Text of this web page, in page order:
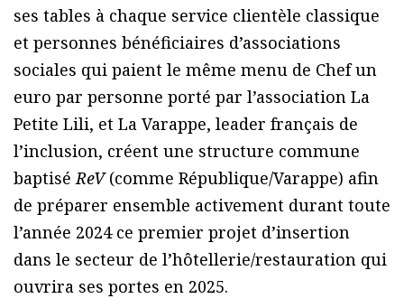
ses tables à chaque service clientèle classique
et personnes bénéficiaires d’associations
sociales qui paient le même menu de Chef un
euro par personne porté par l’association La
Petite Lili, et La Varappe, leader français de
l’inclusion, créent une structure commune
baptisé ReV(comme République/Varappe) afin
de préparer ensemble activement durant toute
l’année 2024 ce premier projet d’insertion
dans le secteur de l’hôtellerie/restauration qui
ouvrira ses portes en 2025.